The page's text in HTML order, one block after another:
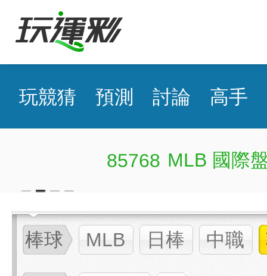
玩競猜 預測 討論 高手
MLB 國際盤近16日
棒球 MLB 日棒 中職